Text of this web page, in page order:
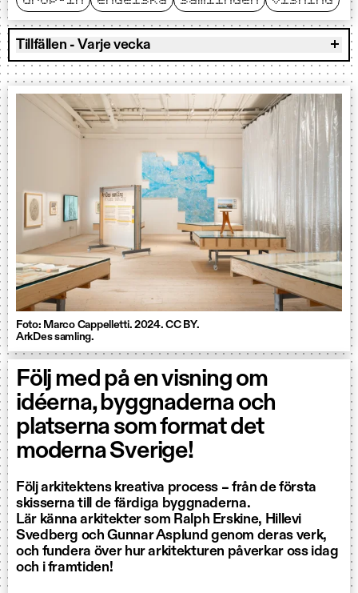
Tillfällen - Varje vecka
Foto: Marco Cappelletti. 2024. CC BY.
ArkDes samling.
Följ med på en visning om
idéerna, byggnaderna och
platserna som format det
moderna Sverige!
Följ arkitektens kreativa process – från de första
skisserna till de färdiga byggnaderna.
Lär känna arkitekter som Ralph Erskine, Hillevi
Svedberg och Gunnar Asplund genom deras verk,
och fundera över hur arkitekturen påverkar oss idag
och i framtiden!